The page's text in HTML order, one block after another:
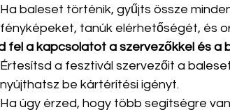
Ha baleset történik, gyűjts össze
fényképeket, tanúk elérhetőségét, és
fel a kapcsolatot a szervezőkkel és a
Értesítsd a fesztivál szervezőit a
nyújthatsz be kártérítési igényt.
Ha úgy érzed, hogy több segítségre